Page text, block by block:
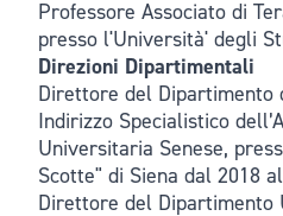
Professore Associato di
presso l'Università' degli
Direzioni Dipartimentali
Direttore del Dipartimento
Indirizzo Specialistico
Universitaria Senese,
Scotte" di Siena dal 2018
Direttore del Dipartimento